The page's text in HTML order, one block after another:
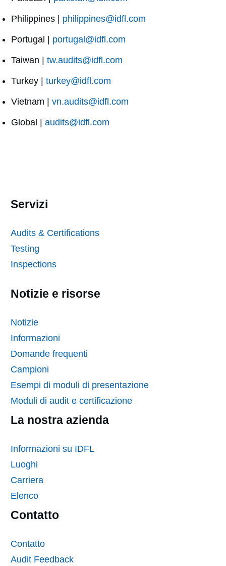
Philippines | philippines@idfl.com
Portugal | portugal@idfl.com
Taiwan | tw.audits@idfl.com
Turkey | turkey@idfl.com
Vietnam | vn.audits@idfl.com
Global | audits@idfl.com
Servizi
Audits & Certifications
Testing
Inspections
Notizie e risorse
Notizie
Informazioni
Domande frequenti
Campioni
Esempi di moduli di presentazione
Moduli di audit e certificazione
La nostra azienda
Informazioni su IDFL
Luoghi
Carriera
Elenco
Contatto
Contatto
Audit Feedback